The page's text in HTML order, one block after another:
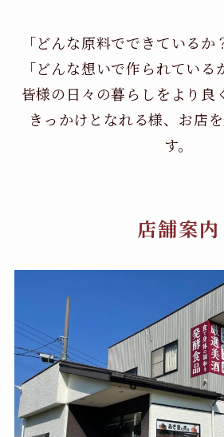
「どんな原料でできているか
「どんな想いで作られている
皆様の日々の暮らしをより良
きっかけとなれる様、お店
す。
店舗案内